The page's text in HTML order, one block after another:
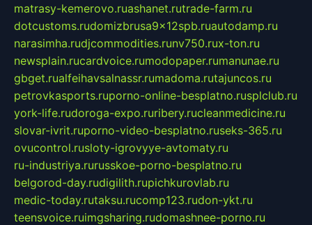
matrasy-kemerovo.ruashanet.rutrade-farm.ru
dotcustoms.rudomizbrusa9x12spb.ruautodamp.ru
narasimha.rudjcommodities.runv750.rux-ton.ru
newsplain.rucardvoice.rumodopaper.rumanunae.ru
gbget.rualfeihavsalnassr.rumadoma.rutajuncos.ru
petrovkasports.ruporno-online-besplatno.rusplclub.ru
york-life.rudoroga-expo.ruribery.rucleanmedicine.ru
slovar-ivrit.ruporno-video-besplatno.ruseks-365.ru
ovucontrol.rusloty-igrovyye-avtomaty.ru
ru-industriya.rurusskoe-porno-besplatno.ru
belgorod-day.rudigilith.rupichkurovlab.ru
medic-today.rutaksu.rucomp123.rudon-ykt.ru
teensvoice.ruimgsharing.rudomashnee-porno.ru